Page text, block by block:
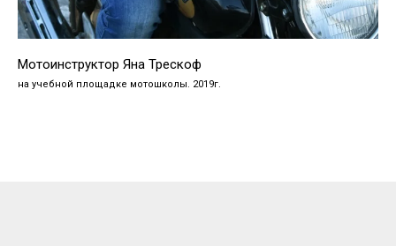
Мотоинструктор Яна Трескоф
на учебной площадке мотошколы. 2019г.